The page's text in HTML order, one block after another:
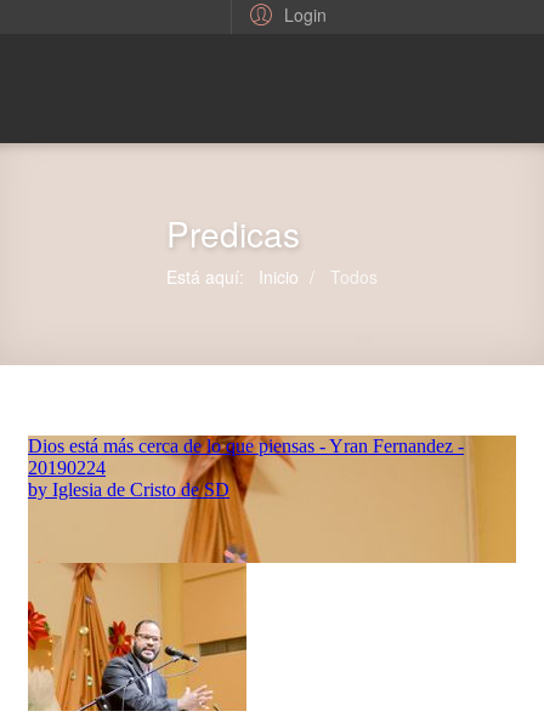
Login
Predicas
Está aquí: Inicio Todos